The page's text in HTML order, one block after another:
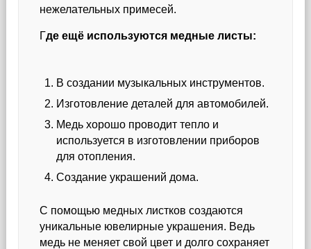
нежелательных примесей.
Где ещё используются медные листы:
В создании музыкальных инструментов.
Изготовление деталей для автомобилей.
Медь хорошо проводит тепло и
используется в изготовлении приборов
для отопления.
Создание украшений дома.
С помощью медных листков создаются
уникальные ювелирные украшения. Ведь
медь не меняет свой цвет и долго сохраняет